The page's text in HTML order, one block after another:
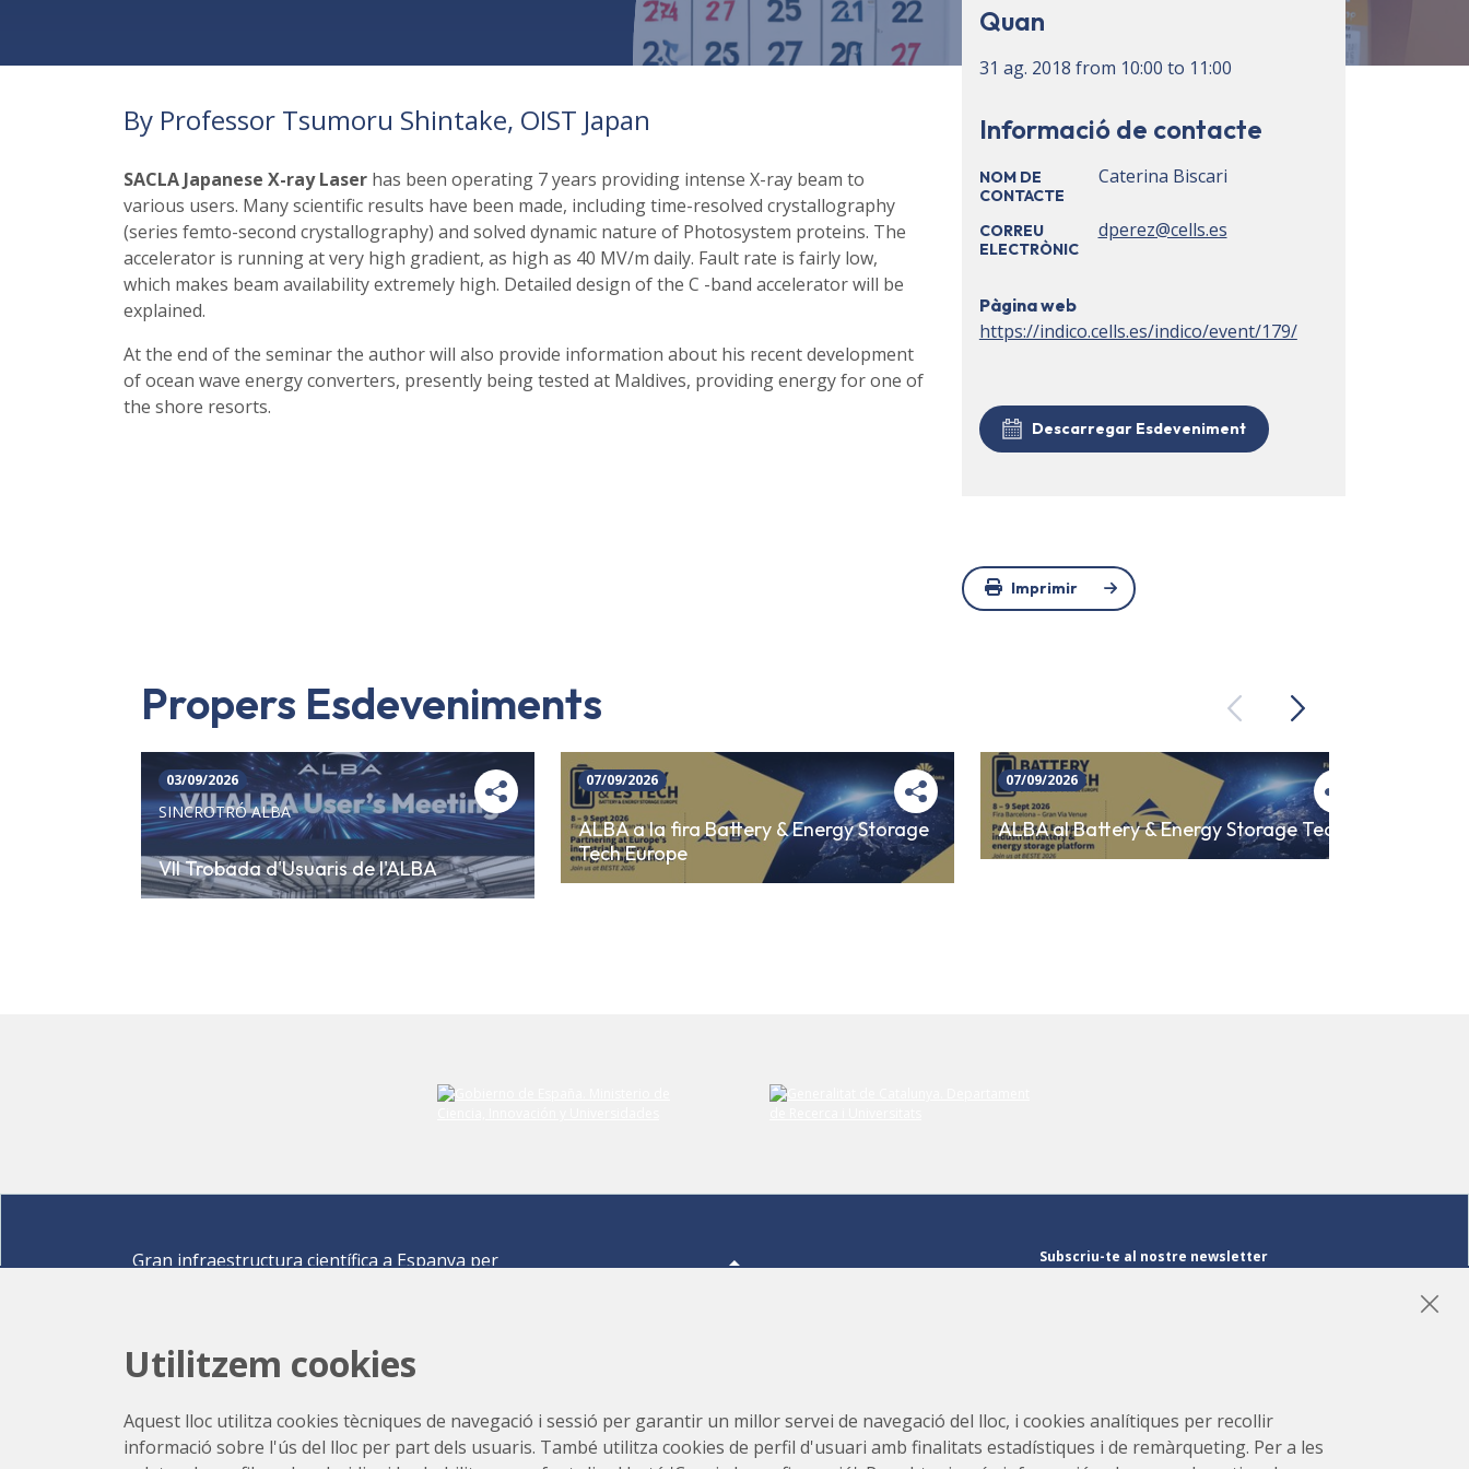
By Professor Tsumoru Shintake, OIST Japan
SACLA Japanese X-ray Laserhas been operating 7 years providing intense X-ray beam to
various users. Many scientific results have been made, including time-resolved crystallography
(series femto-second crystallography) and solved dynamic nature of Photosystem proteins. The
accelerator is running at very high gradient, as high as 40 MV/m daily. Fault rate is fairly low,
which makes beam availability extremely high. Detailed design of the C -band accelerator will be
explained.
At the end of the seminar the author will also provide information about his recent development
of ocean wave energy converters, presently being tested at Maldives, providing energy for one of
the shore resorts.
Quan
31 ag. 2018 from 10:00 to 11:00
Informació de contacte
NOM DE
CONTACTE
Caterina Biscari
CORREU
ELECTRÒNIC
dperez@cells.es
Pàgina web
https://indico.cells.es/indico/event/179/
Descarregar Esdeveniment
Imprimir
Propers Esdeveniments PreviousNext
03/09/2026
SINCROTRÓ ALBA
VII Trobada d'Usuaris de l'ALBA
07/09/2026
ALBA a la fira Battery & Energy Storage
Tech Europe
07/09/2026
ALBA al Battery & Energy Storage Tech
Laboratori de Llum Sincrotró (CELLS)
Gran infraestructura científica a Espanya per
Carrer de la Llum 2-26 08290 Cerdanyola del Vallès,
Com arribar
Subscriu-te al nostre newsletter
Utilitzem cookies
Aquest lloc utilitza cookies tècniques de navegació i sessió per garantir un millor servei de navegació del lloc, i cookies analítiques per recollir
informació sobre l'ús del lloc per part dels usuaris. També utilitza cookies de perfil d'usuari amb finalitats estadístiques i de remàrqueting. Per a les